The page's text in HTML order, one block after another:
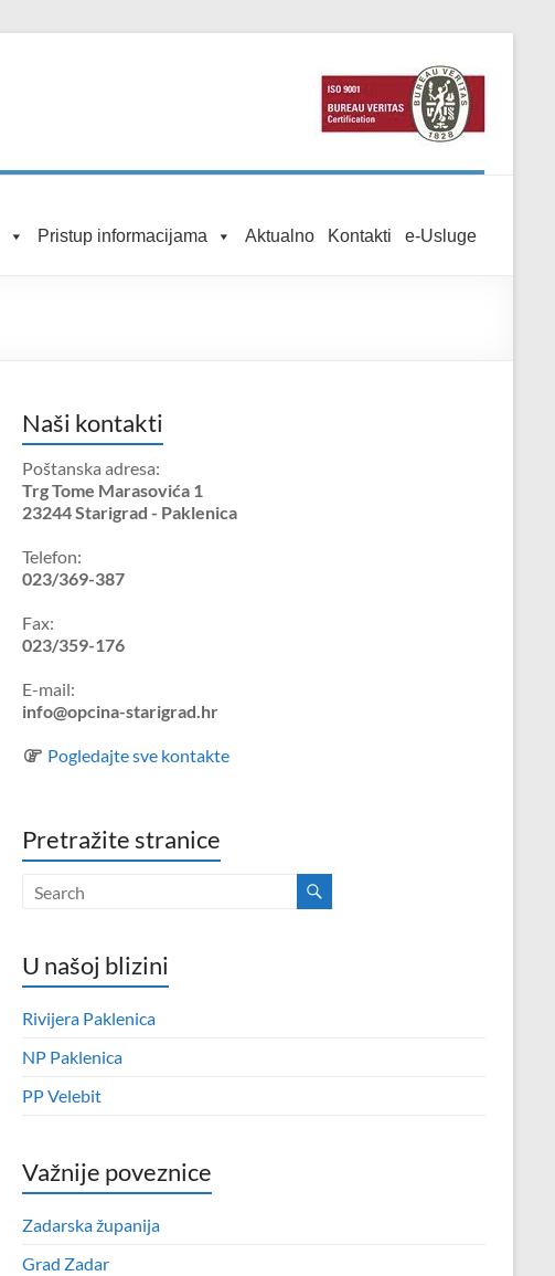
Pristup informacijama Aktualno Kontakti e-Usluge
Naši kontakti
Poštanska adresa:
Trg Tome Marasovića 1
23244 Starigrad - Paklenica
Telefon:
023/369-387
Fax:
023/359-176
E-mail:
info@opcina-starigrad.hr
Pogledajte sve kontakte
Pretražite stranice
U našoj blizini
Rivijera Paklenica
NP Paklenica
PP Velebit
Važnije poveznice
Zadarska županija
Grad Zadar